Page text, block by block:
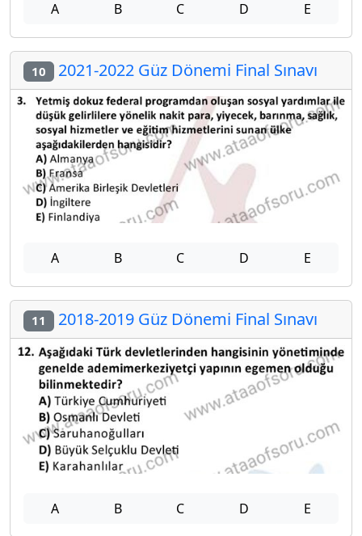
A B C D E
10 2021-2022 Güz Dönemi Final Sınavı
A B C D E
11 2018-2019 Güz Dönemi Final Sınavı
A B C D E